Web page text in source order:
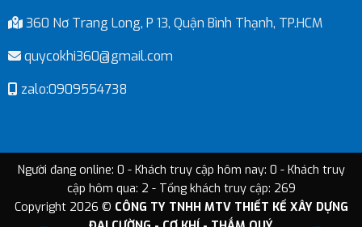
360 Nơ Trang Long, P 13, Quận Bình Thạnh, TP.HCM
quycokhi360@gmail.com
zalo:0909554738
Người đang online: 0 - Khách truy cập hôm nay: 0 - Khách truy
cập hôm qua: 2 - Tổng khách truy cập: 269
Copyright 2026 © CÔNG TY TNHH MTV THIẾT KẾ XÂY DỰNG